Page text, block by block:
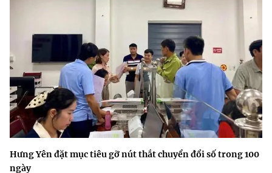
Hưng Yên đặt mục tiêu gỡ nút thắt chuyển đổi số trong 100
ngày